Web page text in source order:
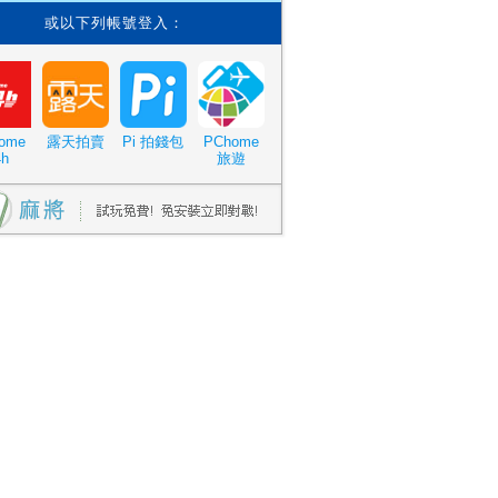
或以下列帳號登入：
露天拍賣 Pi 拍錢包
PChome
旅遊